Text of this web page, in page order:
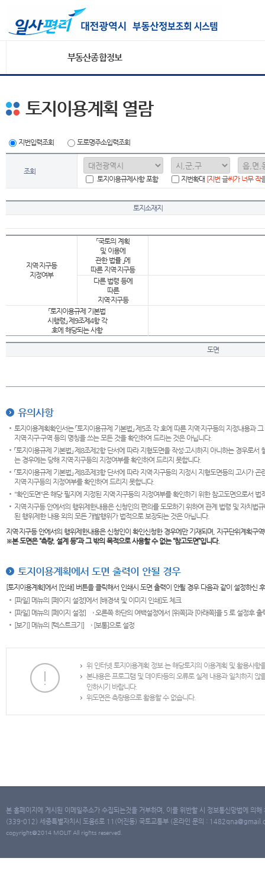
부동산종합정보
토지이용계획 열람
지번입력조회 도로명주소입력조회
조회
토지이용규제사항 포함
지번확대 [지번 글씨가 너무 작
토지소재지
지역·지구등
지정여부
「국토의 계획
및 이용에
관한 법률 」에
따른 지역·지구등
다른 법령 등에
따른
지역·지구등
「토지이용규제 기본법
시행령」 제9조제4항 각
호에 해당되는 사항
도면
유의사항
토지이용계획확인서는 「토지이용규제 기본법」 제5조 각 호에 따른 지역·지구등의 지정내용
지역·지구·구역 등의 명칭을 쓰는 모든 것을 확인하여 드리는 것은 아닙니다.
「토지이용규제 기본법」 제8조제2항 단서에 따라 지형도면을 작성·고시하지 아니하는 경우로
는 경우에는 당해 지역·지구등의 지정여부를 확인하여 드리지 못합니다.
「토지이용규제 기본법」 제8조제3항 단서에 따라 지역·지구등의 지정시 지형도면등의 고시가
지역·지구등의 지정여부를 확인하여 드리지 못합니다.
"확인도면"은 해당 필지에 지정된 지역·지구등의 지정여부를 확인하기 위한 참고도면으로서
지역·지구등 안에서의 행위제한내용은 신청인의 편의를 도모하기 위하여 관계 법령 및 자치
된 행위제한 내용 외의 모든 개발행위가 법적으로 보장되는 것은 아닙니다.
지역·지구등 안에서의 행위제한내용은 신청인이 확인신청한 경우에만 기재되며, 지구단위계획
※본 도면은“측량, 설계 등”과 그 밖의 목적으로 사용할 수 없는 “참고도면”입니다.
토지이용계획에서 도면 출력이 안될 경우
[토지이용계획]에서 [인쇄] 버튼을 클릭해서 인쇄시 도면 출력이 안될 경우 다음과 같이 설정하신
[파일] 메뉴의 [페이지 설정]에서 [배경색 및 이미지 인쇄]도 체크
[파일] 메뉴의 [페이지 설정] → 오른쪽 하단의 여백설정에서 [위쪽]과 [아래쪽]을 5 로 설정후 출
[보기] 메뉴의 [텍스트크기] → [보통]으로 설정
위 인터넷 토지이용계획 정보 는 해당토지의 이용계획 및 활용사
본내용은 프로그램 및 데이타등의 오류로 실제 내용과 일치하지
인하시기 바랍니다.
위도면은 측량용으로 활용할 수 없습니다.
본 홈페이지에 게시된 이메일주소가 수집되는것을 거부하며, 이를 위반할 시 정보통신망법에 의
(339-012) 세종특별자치시 도움6로 11(어진동) 국토교통부 (온라인 문의 :
copyright@2014 MOLIT All rights reserved.